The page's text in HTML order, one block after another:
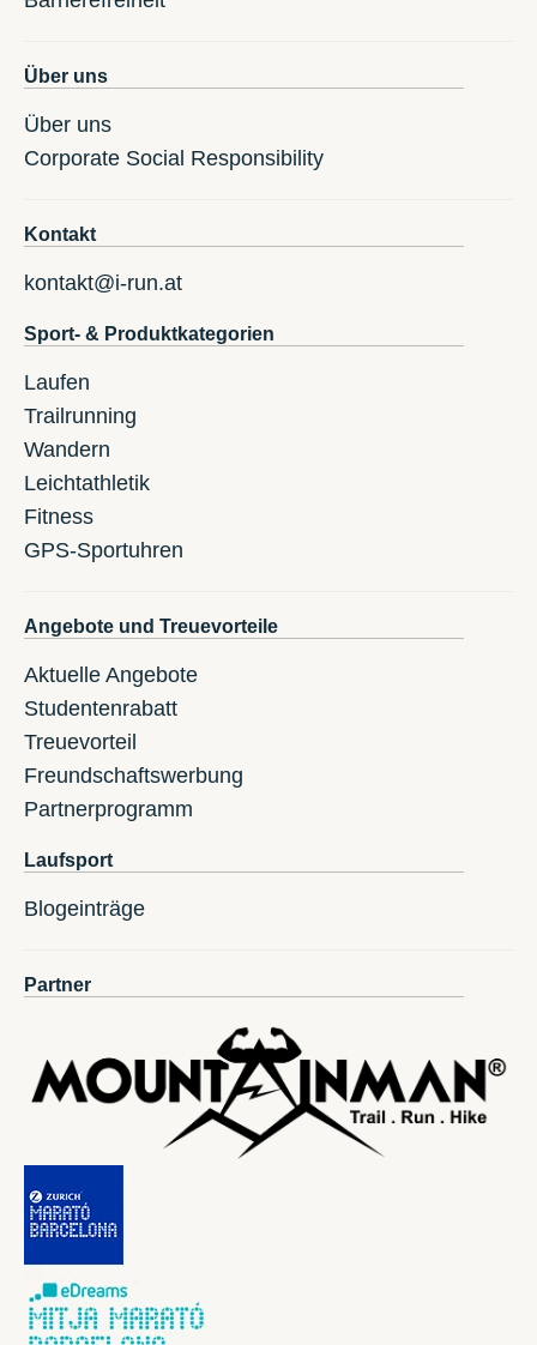
Über uns
Über uns
Corporate Social Responsibility
Kontakt
kontakt@i-run.at
Sport- & Produktkategorien
Laufen
Trailrunning
Wandern
Leichtathletik
Fitness
GPS-Sportuhren
Angebote und Treuevorteile
Aktuelle Angebote
Studentenrabatt
Treuevorteil
Freundschaftswerbung
Partnerprogramm
Laufsport
Blogeinträge
Partner